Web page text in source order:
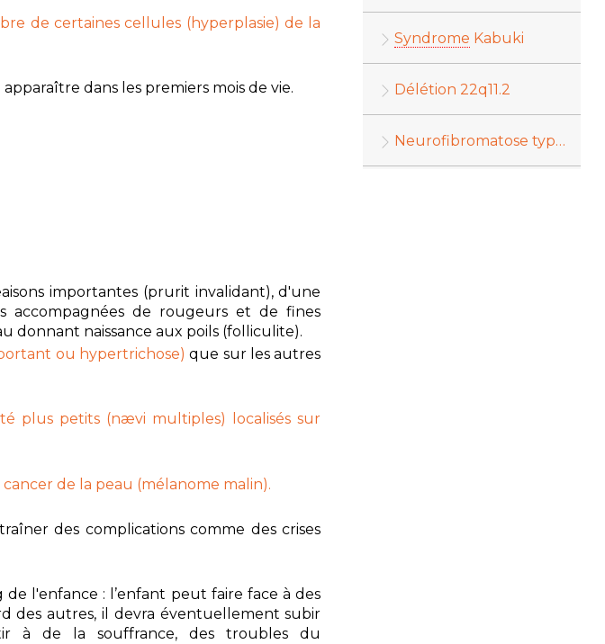
de certainescellules (hyperplasie)de la
dans les premiers mois de vie.
importantes (prurit invalidant), d'une
accompagnées de rougeurs et de fines
donnant naissance aux poils (folliculite).
ou hypertrichose) que sur les autres
plus petits (nævi multiples) localisés sur
cancer de la peau (mélanome malin).
des complications comme des crises
l'enfance : l’enfant peut faire face à des
des autres, il devra éventuellement subir
à de la souffrance, des troubles du
Syndrome Kabuki
Délétion 22q11.2
Neurofibromatose type 1